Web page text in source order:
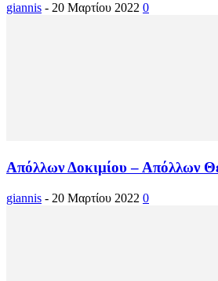
giannis - 20 Μαρτίου 2022 0
Απόλλων Δοκιμίου – Απόλλων
giannis - 20 Μαρτίου 2022 0